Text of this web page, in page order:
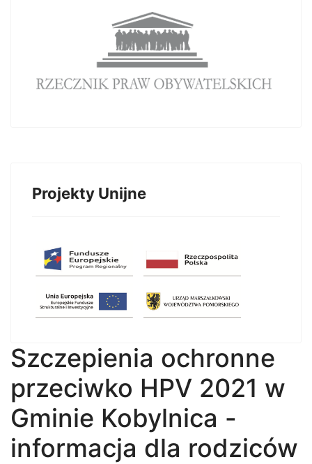
Projekty Unijne
Szczepienia ochronne
przeciwko HPV 2021 w
Gminie Kobylnica -
informacja dla rodziców